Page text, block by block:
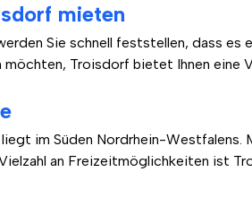
mieten
Sie schnell feststellen, dass es
Troisdorf bietet Ihnen eine
im Süden Nordrhein-Westfalens.
an Freizeitmöglichkeiten ist